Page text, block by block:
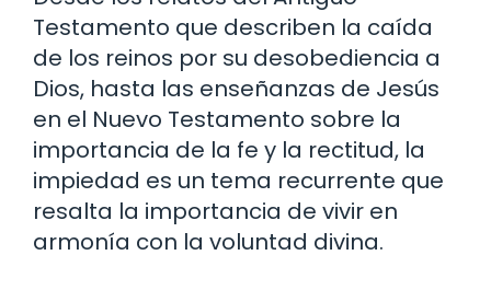
Testamento que describen la caída
de los reinos por su desobediencia a
Dios, hasta las enseñanzas de Jesús
en el Nuevo Testamento sobre la
importancia de la fe y la rectitud, la
impiedad es un tema recurrente que
resalta la importancia de vivir en
armonía con la voluntad divina.